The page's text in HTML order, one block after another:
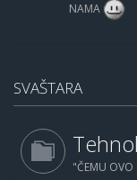
NAMA
SVAŠTARA
"ČEMU OVO